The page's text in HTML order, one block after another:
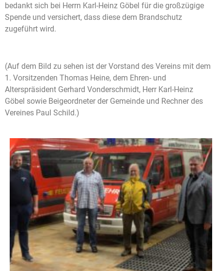
bedankt sich bei Herrn Karl-Heinz Göbel für die großzügige
Spende und versichert, dass diese dem Brandschutz
zugeführt wird.
(Auf dem Bild zu sehen ist der Vorstand des Vereins mit dem
1. Vorsitzenden Thomas Heine, dem Ehren- und
Alterspräsident Gerhard Vonderschmidt, Herr Karl-Heinz
Göbel sowie Beigeordneter der Gemeinde und Rechner des
Vereines Paul Schild.)